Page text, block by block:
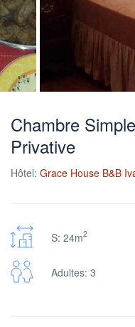
Chambre
Privative
Hôtel: Grace House B&B
S: 24m2
Adultes: 3